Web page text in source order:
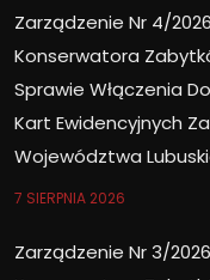
Zarządzenie Nr 4/
Konserwatora
Sprawie Włączenia
Kart Ewidencyjnych
Województwa
7 SIERPNIA 2026
Zarządzenie Nr 3/